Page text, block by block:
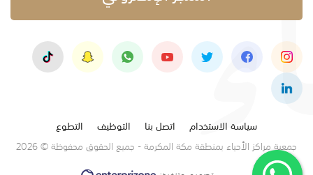
سياسة الاستخدام اتصل بنا التوظيف
التطوع
جمعية مراكز الأحياء بمنطقة مكة المكرمة - جميع الحقوق محفوظة © 2026